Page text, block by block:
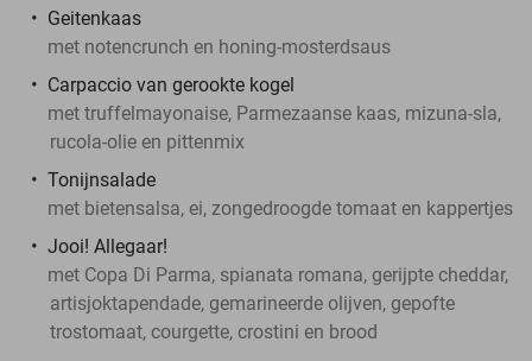
Geitenkaas
met notencrunch en honing-mosterdsaus
Carpaccio van gerookte kogel
met truffelmayonaise, Parmezaanse kaas, mizuna-sla,
rucola-olie en pittenmix
Tonijnsalade
met bietensalsa, ei, zongedroogde tomaat en kappertjes
Jooi! Allegaar!
met Copa Di Parma, spianata romana, gerijpte cheddar,
artisjoktapendade, gemarineerde olijven, gepofte
trostomaat, courgette, crostini en brood